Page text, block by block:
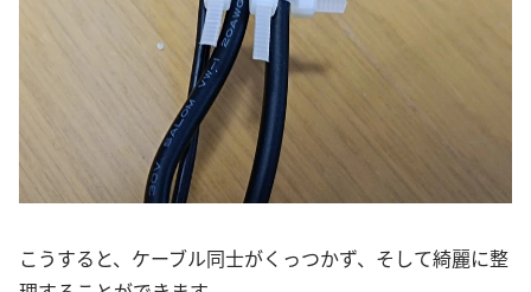
こうすると、ケーブル同士がくっつかず、そして綺麗に整